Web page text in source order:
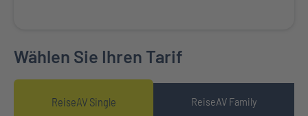
Wählen Sie Ihren Tarif
ReiseAV Single ReiseAV Family